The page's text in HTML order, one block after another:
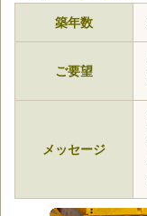
築年数
ご要望
メッセージ